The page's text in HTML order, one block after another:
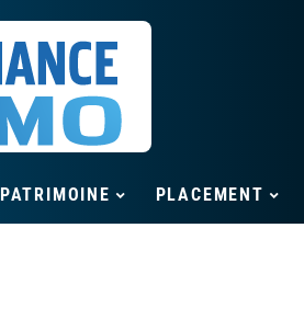
PATRIMOINE PLACEMENT